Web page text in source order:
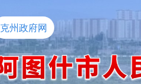
克州政府网